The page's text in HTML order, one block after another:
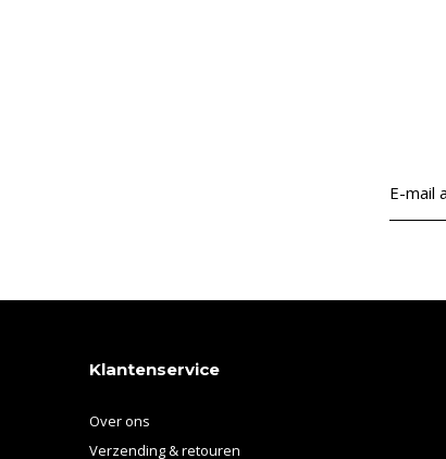
Klantenservice
Over ons
Verzending & retouren